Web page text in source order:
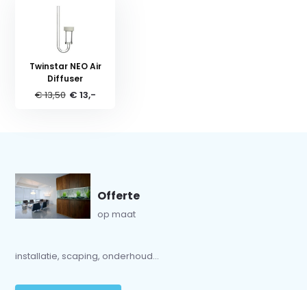
Twinstar NEO Air
Diffuser
€ 13,50 € 13,-
Offerte
op maat
installatie, scaping, onderhoud...